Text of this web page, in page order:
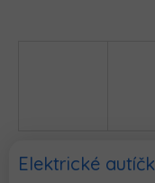
Elektrické